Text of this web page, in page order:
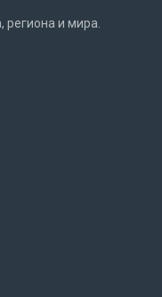
и мира.